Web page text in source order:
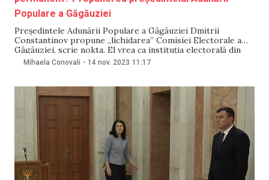
Populare a Găgăuziei
Președintele Adunării Populare a Găgăuziei Dmitrii
Constantinov propune „lichidarea” Comisiei Electorale a
Găgăuziei, scrie nokta. El vrea ca instituția electorală din
Găgăuzia să nu activeze în mod permanent așa cum e în
propunerea
Mihaela Conovali - 14 nov. 2023 11:17